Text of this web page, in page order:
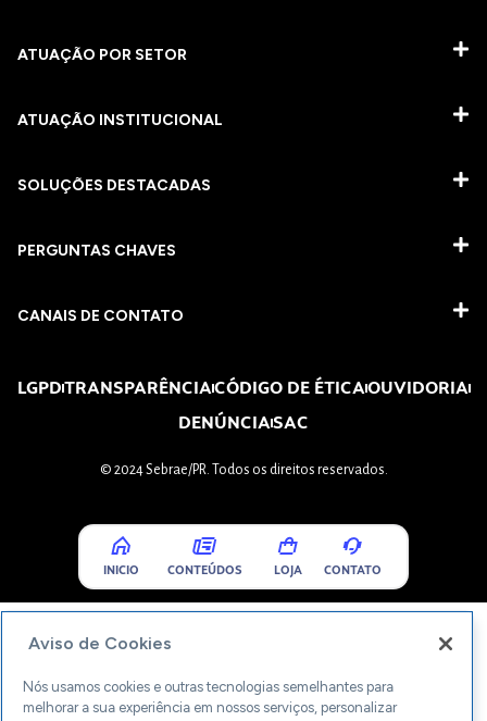
ATUAÇÃO POR SETOR
ATUAÇÃO INSTITUCIONAL
SOLUÇÕES DESTACADAS
PERGUNTAS CHAVES​
CANAIS DE CONTATO
LGPDTRANSPARÊNCIACÓDIGO DE ÉTICAOUVIDORIA
DENÚNCIASAC
© 2024 Sebrae/PR. Todos os direitos reservados.
INICIO CONTEÚDOS LOJA CONTATO
Aviso de Cookies
Nós usamos cookies e outras tecnologias semelhantes para
melhorar a sua experiência em nossos serviços, personalizar